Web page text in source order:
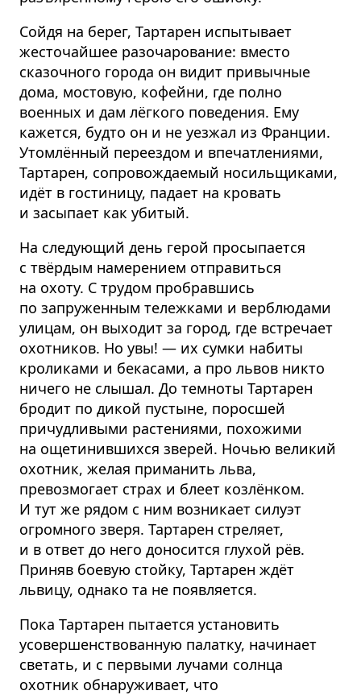
Сойдя на берег, Тартарен испытывает
жесточайшее разочарование: вместо
сказочного города он видит привычные
дома, мостовую, кофейни, где полно
военных и дам лёгкого поведения. Ему
кажется, будто он и не уезжал из Франции.
Утомлённый переездом и впечатлениями,
Тартарен, сопровождаемый носильщиками,
идёт в гостиницу, падает на кровать
и засыпает как убитый.
На следующий день герой просыпается
с твёрдым намерением отправиться
на охоту. С трудом пробравшись
по запруженным тележками и верблюдами
улицам, он выходит за город, где встречает
охотников. Но увы! — их сумки набиты
кроликами и бекасами, а про львов никто
ничего не слышал. До темноты Тартарен
бродит по дикой пустыне, поросшей
причудливыми растениями, похожими
на ощетинившихся зверей. Ночью великий
охотник, желая приманить льва,
превозмогает страх и блеет козлёнком.
И тут же рядом с ним возникает силуэт
огромного зверя. Тартарен стреляет,
и в ответ до него доносится глухой рёв.
Приняв боевую стойку, Тартарен ждёт
львицу, однако та не появляется.
Пока Тартарен пытается установить
усовершенствованную палатку, начинает
светать, и с первыми лучами солнца
охотник обнаруживает, что